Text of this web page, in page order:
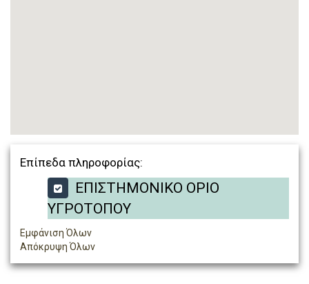
Επίπεδα πληροφορίας:
ΕΠΙΣΤΗΜΟΝΙΚΟ ΟΡΙΟ
ΥΓΡΟΤΟΠΟΥ
Εμφάνιση Όλων
Απόκρυψη Όλων